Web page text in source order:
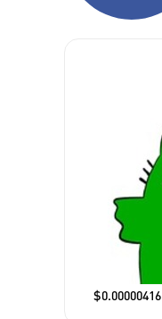
$0.00000416